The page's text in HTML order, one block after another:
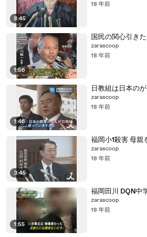
8:45
18 年前
1:56
国民の関心引き
zarascoop
18 年前
1:46
日教組は日本の
zarascoop
18 年前
3:45
福岡小1殺害 母親
zarascoop
18 年前
1:55
福岡田川 DQN中
zarascoop
18 年前